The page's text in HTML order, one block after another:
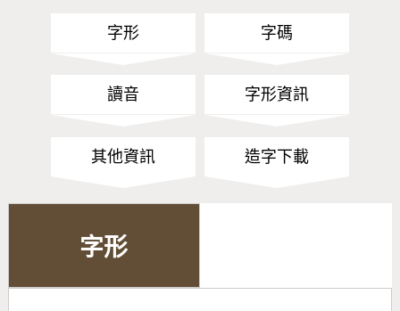
字形 字碼
讀音 字形資訊
其他資訊 造字下載
字形